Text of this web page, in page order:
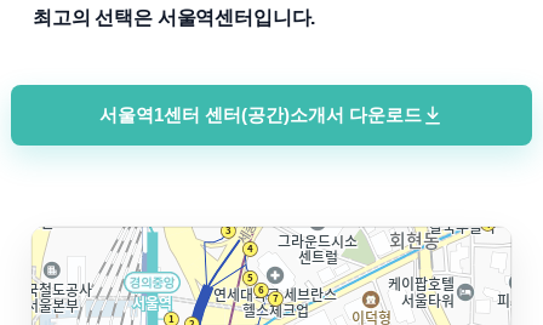
최고의 선택은 서울역센터입니다.
서울역1센터 센터(공간)소개서 다운로드